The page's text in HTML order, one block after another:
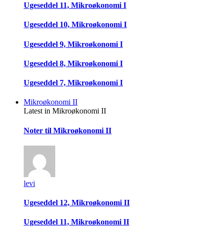
Ugeseddel 11, Mikroøkonomi I
Ugeseddel 10, Mikroøkonomi I
Ugeseddel 9, Mikroøkonomi I
Ugeseddel 8, Mikroøkonomi I
Ugeseddel 7, Mikroøkonomi I
Mikroøkonomi II
Latest in Mikroøkonomi II
Noter til Mikroøkonomi II
levi
Ugeseddel 12, Mikroøkonomi II
Ugeseddel 11, Mikroøkonomi II